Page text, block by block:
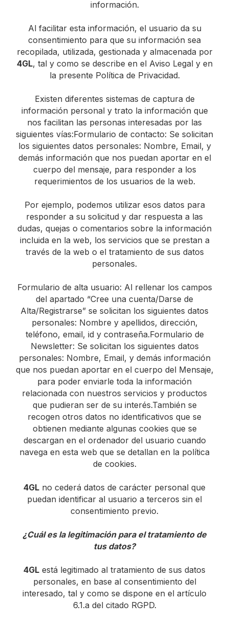
información.
Al facilitar esta información, el usuario da su
consentimiento para que su información sea
recopilada, utilizada, gestionada y almacenada por
4GL, tal y como se describe en el Aviso Legal y en
la presente Política de Privacidad.
Existen diferentes sistemas de captura de
información personal y trato la información que
nos facilitan las personas interesadas por las
siguientes vías:Formulario de contacto: Se solicitan
los siguientes datos personales: Nombre, Email, y
demás información que nos puedan aportar en el
cuerpo del mensaje, para responder a los
requerimientos de los usuarios de la web.
Por ejemplo, podemos utilizar esos datos para
responder a su solicitud y dar respuesta a las
dudas, quejas o comentarios sobre la información
incluida en la web, los servicios que se prestan a
través de la web o el tratamiento de sus datos
personales.
Formulario de alta usuario: Al rellenar los campos
del apartado “Cree una cuenta/Darse de
Alta/Registrarse” se solicitan los siguientes datos
personales: Nombre y apellidos, dirección,
teléfono, email, id y contraseña.Formulario de
Newsletter: Se solicitan los siguientes datos
personales: Nombre, Email, y demás información
que nos puedan aportar en el cuerpo del Mensaje,
para poder enviarle toda la información
relacionada con nuestros servicios y productos
que pudieran ser de su interés.También se
recogen otros datos no identificativos que se
obtienen mediante algunas cookies que se
descargan en el ordenador del usuario cuando
navega en esta web que se detallan en la política
de cookies.
4GL no cederá datos de carácter personal que
puedan identificar al usuario a terceros sin el
consentimiento previo.
¿Cuál es la legitimación para el tratamiento de
tus datos?
4GL está legitimado al tratamiento de sus datos
personales, en base al consentimiento del
interesado, tal y como se dispone en el artículo
6.1.a del citado RGPD.